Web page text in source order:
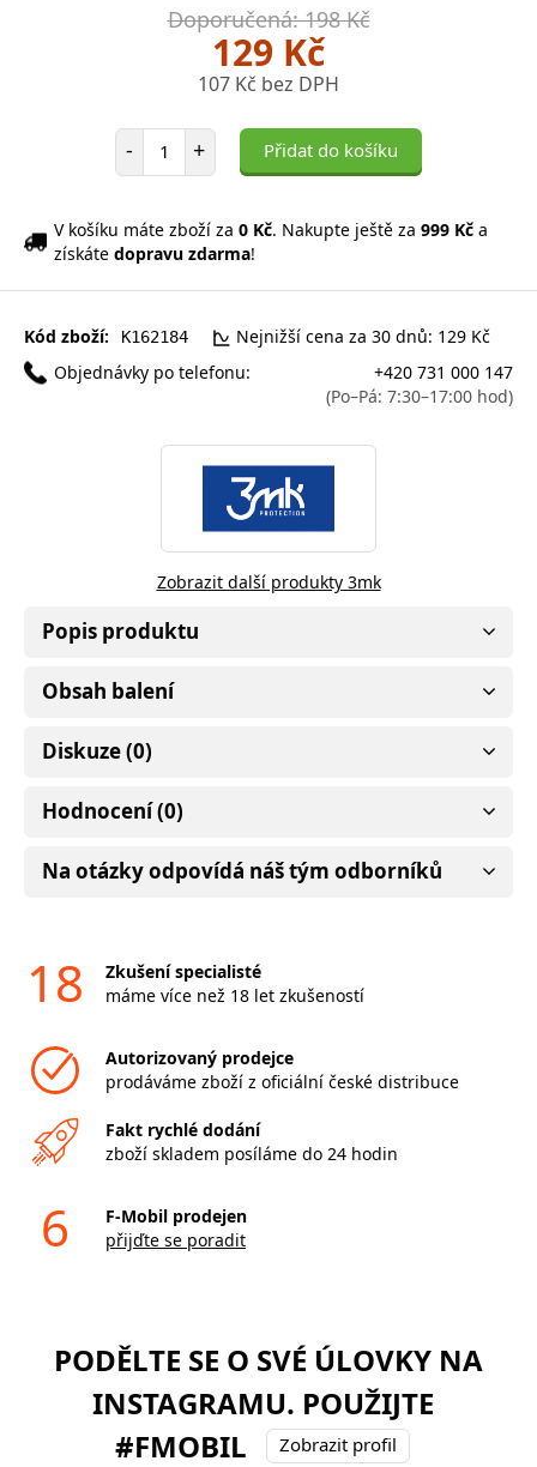
Doporučená: 198 Kč
129 Kč
107 Kč bez DPH
- Počet položek
+ Přidat do košíku
V košíku máte zboží za 0 Kč. Nakupte ještě za 999 Kč a
získáte dopravu zdarma!
Kód zboží: K162184
Nejnižší cena za 30 dnů: 129 Kč
Objednávky po telefonu:
+420 731 000 147
(Po–Pá: 7:30–17:00 hod)
Zobrazit další produkty 3mk
Popis produktu
Obsah balení
Diskuze (0)
Hodnocení (0)
Na otázky odpovídá náš tým odborníků
18
Zkušení specialisté
máme více než 18 let zkušeností
Autorizovaný prodejce
prodáváme zboží z oficiální české distribuce
Fakt rychlé dodání
zboží skladem posíláme do 24 hodin
6
F-Mobil prodejen
přijďte se poradit
PODĚLTE SE O SVÉ ÚLOVKY NA
INSTAGRAMU. POUŽIJTE
#FMOBIL
Zobrazit profil